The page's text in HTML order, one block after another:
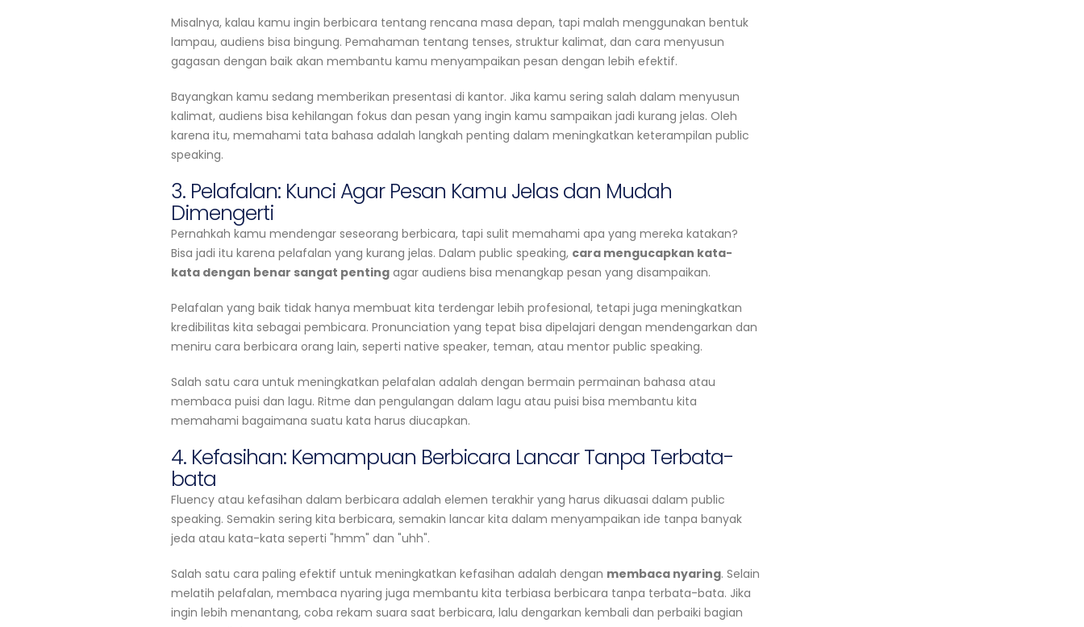
Misalnya, kalau kamu ingin berbicara tentang rencana masa depan, tapi malah menggunakan bentuk
lampau, audiens bisa bingung. Pemahaman tentang tenses, struktur kalimat, dan cara menyusun
gagasan dengan baik akan membantu kamu menyampaikan pesan dengan lebih efektif.
Bayangkan kamu sedang memberikan presentasi di kantor. Jika kamu sering salah dalam menyusun
kalimat, audiens bisa kehilangan fokus dan pesan yang ingin kamu sampaikan jadi kurang jelas. Oleh
karena itu, memahami tata bahasa adalah langkah penting dalam meningkatkan keterampilan public
speaking.
3. Pelafalan: Kunci Agar Pesan Kamu Jelas dan Mudah
Dimengerti
Pernahkah kamu mendengar seseorang berbicara, tapi sulit memahami apa yang mereka katakan?
Bisa jadi itu karena pelafalan yang kurang jelas. Dalam public speaking, cara mengucapkan kata-
kata dengan benar sangat penting agar audiens bisa menangkap pesan yang disampaikan.
Pelafalan yang baik tidak hanya membuat kita terdengar lebih profesional, tetapi juga meningkatkan
kredibilitas kita sebagai pembicara. Pronunciation yang tepat bisa dipelajari dengan mendengarkan dan
meniru cara berbicara orang lain, seperti native speaker, teman, atau mentor public speaking.
Salah satu cara untuk meningkatkan pelafalan adalah dengan bermain permainan bahasa atau
membaca puisi dan lagu. Ritme dan pengulangan dalam lagu atau puisi bisa membantu kita
memahami bagaimana suatu kata harus diucapkan.
4. Kefasihan: Kemampuan Berbicara Lancar Tanpa Terbata-
bata
Fluency atau kefasihan dalam berbicara adalah elemen terakhir yang harus dikuasai dalam public
speaking. Semakin sering kita berbicara, semakin lancar kita dalam menyampaikan ide tanpa banyak
jeda atau kata-kata seperti "hmm" dan "uhh".
Salah satu cara paling efektif untuk meningkatkan kefasihan adalah dengan membaca nyaring. Selain
melatih pelafalan, membaca nyaring juga membantu kita terbiasa berbicara tanpa terbata-bata. Jika
ingin lebih menantang, coba rekam suara saat berbicara, lalu dengarkan kembali dan perbaiki bagian